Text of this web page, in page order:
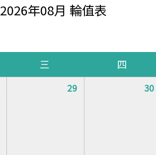
2026年08月 輪值表
三 四
29 30